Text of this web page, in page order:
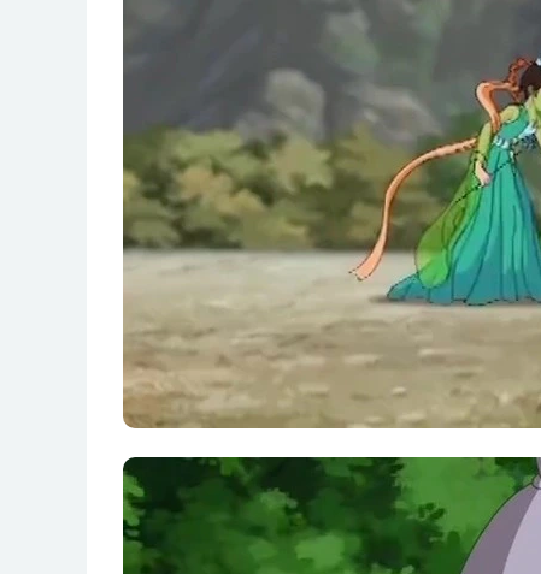
第19集 指路老人
第20集 一起回家
第21集 第二枚宝瓶之心
第22集 冰雪瓷窑层
第24集 甜心能源（上）
第25集 甜心能源（下）
第26集 消融精灵草
第28集 多吉的阴谋
第29集 挑战多吉
第30集 狼主现身